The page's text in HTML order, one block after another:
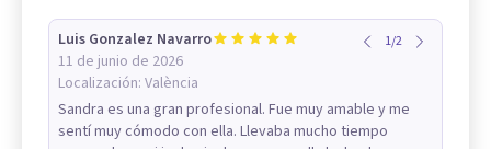
Luis Gonzalez Navarro
11 de junio de 2026
Localización: València
1/2
Sandra es una gran profesional. Fue muy amable y me
sentí muy cómodo con ella. Llevaba mucho tiempo